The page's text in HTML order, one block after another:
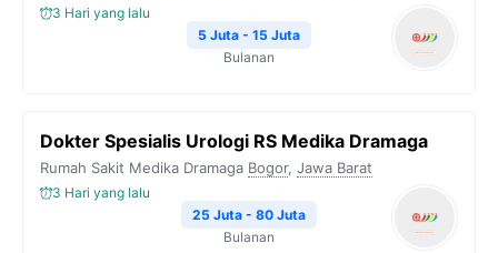
3 Hari yang lalu
5 Juta - 15 Juta
Bulanan
Dokter Spesialis Urologi RS Medika Dramaga
Rumah Sakit Medika Dramaga Bogor, Jawa Barat
3 Hari yang lalu
25 Juta - 80 Juta
Bulanan